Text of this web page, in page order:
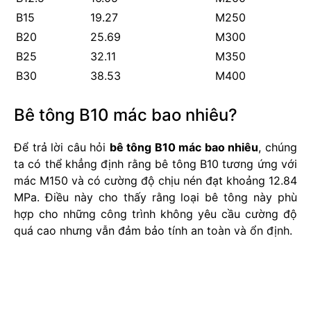
B15
19.27
M250
B20
25.69
M300
B25
32.11
M350
B30
38.53 M400
Bê tông B10 mác bao nhiêu?
Để trả lời câu hỏi bê tông B10 mác bao nhiêu, chúng
ta có thể khẳng định rằng bê tông B10 tương ứng với
mác M150 và có cường độ chịu nén đạt khoảng 12.84
MPa. Điều này cho thấy rằng loại bê tông này phù
hợp cho những công trình không yêu cầu cường độ
quá cao nhưng vẫn đảm bảo tính an toàn và ổn định.